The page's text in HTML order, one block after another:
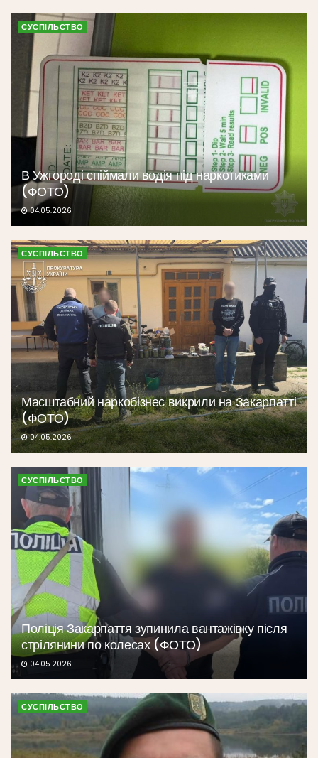
СУСПІЛЬСТВО
В Ужгороді спіймали водія під наркотиками
(ФОТО)
04.05.2026
СУСПІЛЬСТВО
Масштабний наркобізнес викрили на Закарпатті
(ФОТО)
04.05.2026
СУСПІЛЬСТВО
Поліція Закарпаття зупинила вантажівку після
стрілянини по колесах (ФОТО)
04.05.2026
СУСПІЛЬСТВО